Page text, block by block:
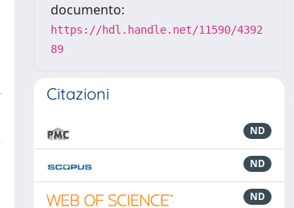
documento:
https://hdl.handle.net/11590/4392
89
Citazioni
ND
ND
ND